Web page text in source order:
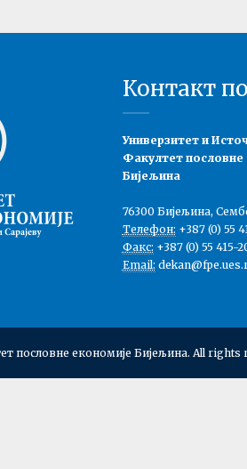
Контакт
Универзитет и
Факултет пословне
Бијељина
76300 Бијељина,
Телефон: +387 (0) 55
Факс: +387 (0) 55 415-
Email:
пословне економије Бијељина. All rights